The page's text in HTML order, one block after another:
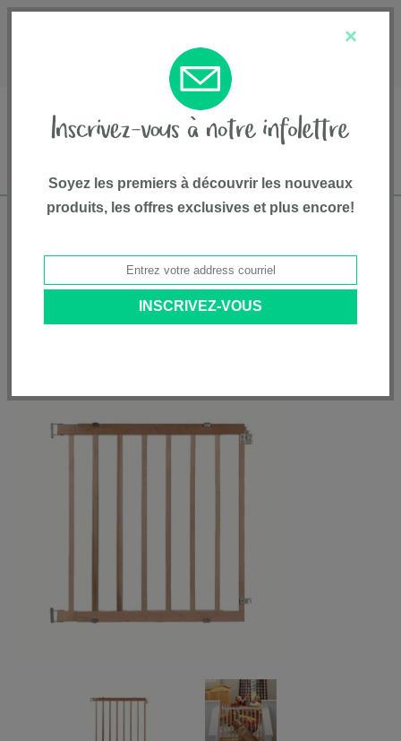
1-800-667-8184
de 75$*
Accueil •Articles De Soins Et De Sécurité•Wood Gates• Barrière
×
Soyez les premiers à découvrir les nouveaux
produits, les offres exclusives et plus encore!